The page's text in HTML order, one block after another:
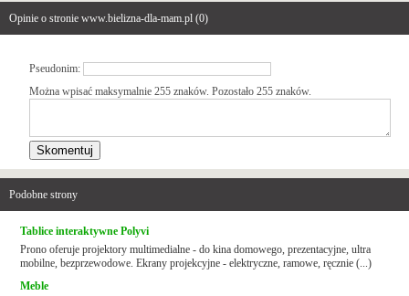
Opinie o stronie www.bielizna-dla-mam.pl (0)
Pseudonim:
Można wpisać maksymalnie 255 znaków. Pozostało255 znaków.
Podobne strony
Tablice interaktywne Polyvi
Prono oferuje projektory multimedialne - do kina domowego, prezentacyjne, ultra
mobilne, bezprzewodowe. Ekrany projekcyjne - elektryczne, ramowe, ręcznie (...)
Meble